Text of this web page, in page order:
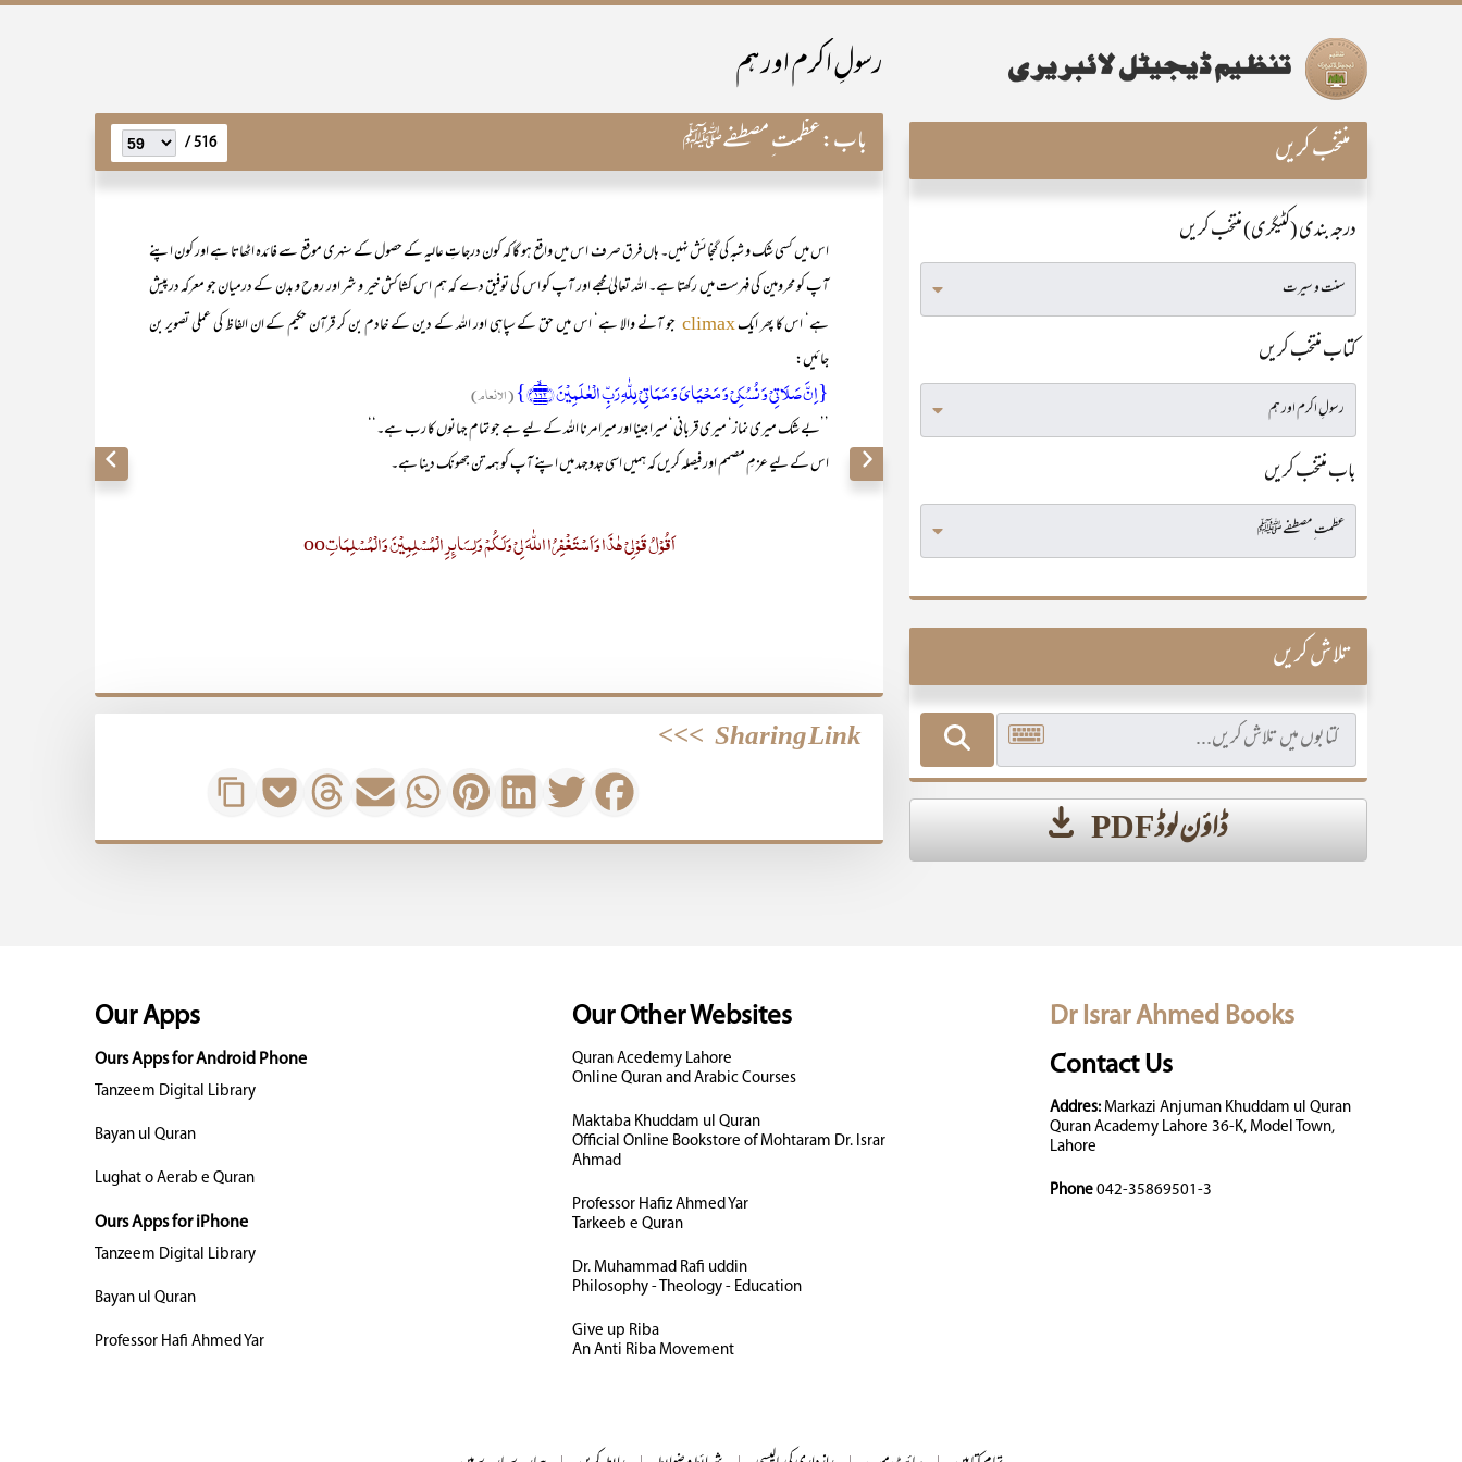
رسولِ اکرم اور ہم
باب:عظمت ِ مصطفےﷺ 516 /
اس میں کسی شک و شبہ کی گنجائش نہیں۔ ہاں فرق صرف اس میں واقع ہو گا کہ کون درجاتِ عالیہ کے حصول کے سنہری موقع سے فائدہ اٹھاتا ہے اور کون اپنے
آپ کو محرومین کی فہرست میں رکھتا ہے۔ اللہ تعالیٰ مجھے اور آپ کو اس کی توفیق دے کہ ہم اس کشاکش خیر و شر اور روح و بدن کے درمیان جو معرکہ درپیش
ہے‘ اس کا پھر ایکclimax جو آنے والا ہے‘ اس میں حق کے سپاہی اور اللہ کے دین کے خادم بن کر قرآن حکیم کے ان الفاظ کی عملی تصویر بن
جائیں:
{اِنَّ صَلَاتِیۡ وَ نُسُکِیۡ وَ مَحۡیَایَ وَ مَمَاتِیۡ لِلّٰہِ رَبِّ الۡعٰلَمِیۡنَ ﴿۱۶۲﴾ۙ} (الانعام)
’’بے شک میری نماز‘ میری قربانی‘ میرا جینا اور میرا مرنا اللہ کے لیے ہے جو تمام جہانوں کا رب ہے۔‘‘
اس کے لیے عزمِ مصمم اور فیصلہ کریں کہ ہمیں اسی جدوجہد میں اپنے آپ کو ہمہ تن جھونک دینا ہے۔
اَقُوْلُ قَوْلِیْ ھٰذَا وَاَسْتَغْفِرُا اللّٰہَ لِیْ وَلَـکُمْ وَلِسَائِرِ الْمُسْلِمِیْنَ وَالْمُسْلِمَاتِoo
Sharing Link
>>>
منتخب کریں
درجہ بندی (کٹیگری) منتخب کریں
کتاب منتخب کریں
باب منتخب کریں
تلاش کریں
ڈاؤن لوڈ PDF
Dr Israr Ahmed Books
Contact Us
Addres:Markazi Anjuman Khuddam ul Quran
Quran Academy Lahore 36-K, Model Town,
Lahore
Phone 042-35869501-3
Our Other Websites
Quran Acedemy Lahore
Online Quran and Arabic Courses
Maktaba Khuddam ul Quran
Official Online Bookstore of Mohtaram Dr. Israr
Ahmad
Professor Hafiz Ahmed Yar
Tarkeeb e Quran
Dr. Muhammad Rafi uddin
Philosophy - Theology - Education
Give up Riba
An Anti Riba Movement
Our Apps
Ours Apps for Android Phone
Tanzeem Digital Library
Bayan ul Quran
Lughat o Aerab e Quran
Ours Apps for iPhone
Tanzeem Digital Library
Bayan ul Quran
Professor Hafi Ahmed Yar